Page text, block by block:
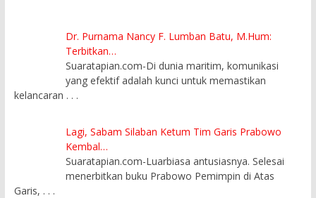
Dr. Purnama Nancy F. Lumban Batu, M.Hum:
Terbitkan…
Suaratapian.com-Di dunia maritim, komunikasi
yang efektif adalah kunci untuk memastikan
kelancaran . . .
Lagi, Sabam Silaban Ketum Tim Garis Prabowo
Kembal…
Suaratapian.com-Luarbiasa antusiasnya. Selesai
menerbitkan buku Prabowo Pemimpin di Atas
Garis, . . .